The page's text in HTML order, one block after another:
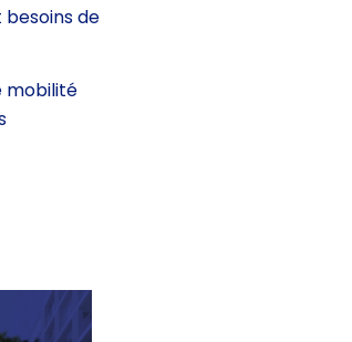
de
mobilité